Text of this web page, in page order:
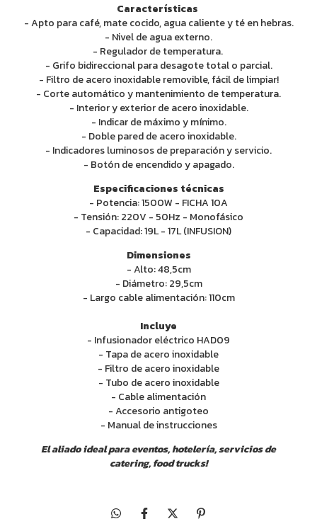
Características
- Apto para café, mate cocido, agua caliente y té en hebras.
- Nivel de agua externo.
- Regulador de temperatura.
- Grifo bidireccional para desagote total o parcial.
- Filtro de acero inoxidable removible, fácil de limpiar!
- Corte automático y mantenimiento de temperatura.
- Interior y exterior de acero inoxidable.
- Indicar de máximo y mínimo.
- Doble pared de acero inoxidable.
- Indicadores luminosos de preparación y servicio.
- Botón de encendido y apagado.
Especificaciones técnicas
- Potencia: 1500W - FICHA 10A
- Tensión: 220V - 50Hz - Monofásico
- Capacidad: 19L - 17L (INFUSION)
Dimensiones
- Alto: 48,5cm
- Diámetro: 29,5cm
- Largo cable alimentación: 110cm
Incluye
- Infusionador eléctrico HAD09
- Tapa de acero inoxidable
- Filtro de acero inoxidable
- Tubo de acero inoxidable
- Cable alimentación
- Accesorio antigoteo
- Manual de instrucciones
El aliado ideal para eventos, hotelería, servicios de
catering, food trucks!